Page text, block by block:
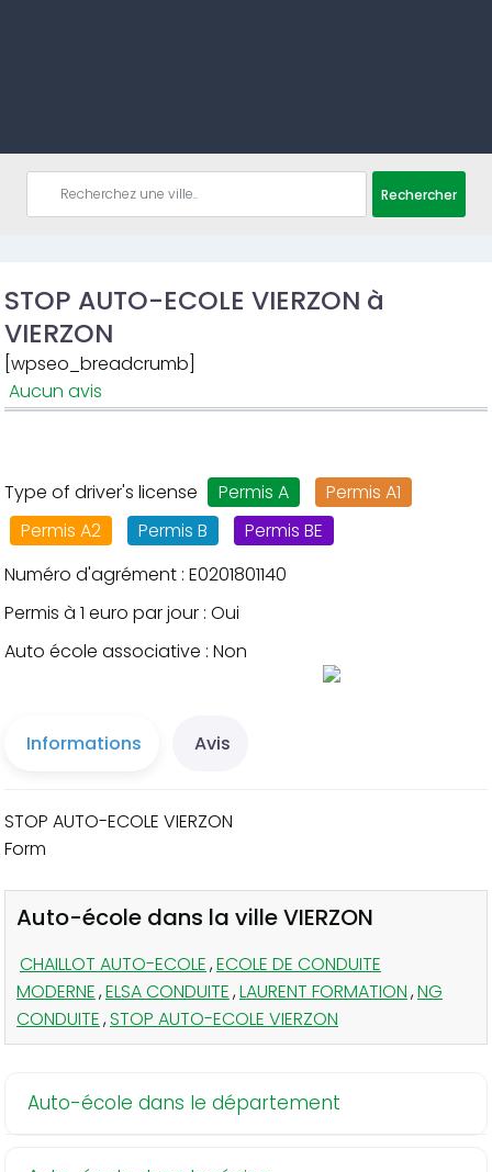
Rechercher
STOP AUTO-ECOLE VIERZON à
VIERZON
[wpseo_breadcrumb]
Aucun avis
Type of driver's license Permis A
Permis A1
Permis A2
Permis B
Permis BE
Numéro d'agrément : E0201801140
Permis à 1 euro par jour : Oui
Auto école associative : Non
Informations Avis
STOP AUTO-ECOLE VIERZON
Form
Auto-école dans la ville VIERZON
CHAILLOT AUTO-ECOLE,ECOLE DE CONDUITE
MODERNE,ELSA CONDUITE,LAURENT FORMATION,NG
CONDUITE,STOP AUTO-ECOLE VIERZON
Auto-école dans le département